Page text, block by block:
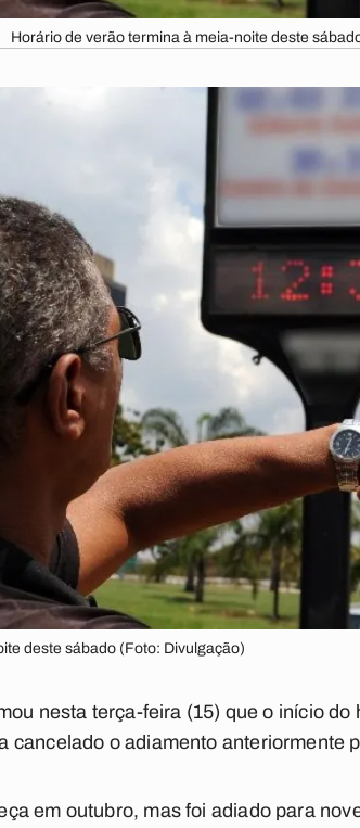
Horário de verão termina à meia-noite deste
deste sábado (Foto: Divulgação)
nesta terça-feira (15) que o início
cancelado o adiamento anteriormente
em outubro, mas foi adiado para